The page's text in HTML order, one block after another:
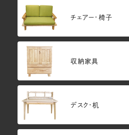
チェアー・椅子
収納家具
デスク・机